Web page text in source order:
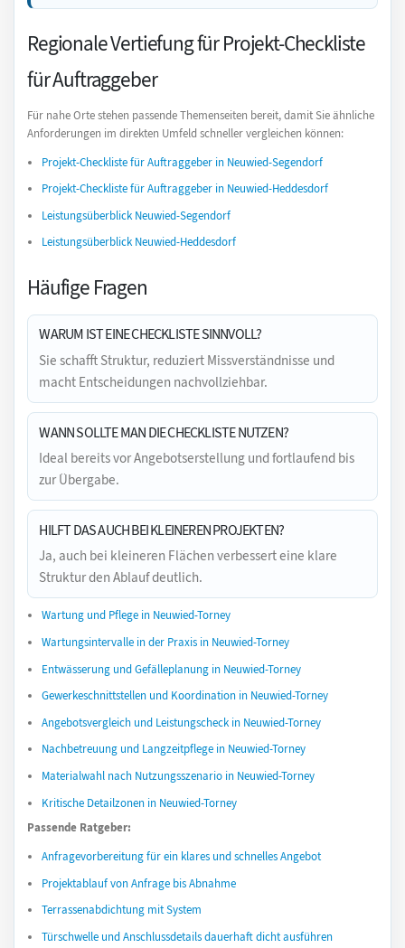
Regionale Vertiefung für Projekt-Checkliste
für Auftraggeber
Für nahe Orte stehen passende Themenseiten bereit, damit Sie ähnliche
Anforderungen im direkten Umfeld schneller vergleichen können:
Projekt-Checkliste für Auftraggeber in Neuwied-Segendorf
Projekt-Checkliste für Auftraggeber in Neuwied-Heddesdorf
Leistungsüberblick Neuwied-Segendorf
Leistungsüberblick Neuwied-Heddesdorf
Häufige Fragen
WARUM IST EINE CHECKLISTE SINNVOLL?
Sie schafft Struktur, reduziert Missverständnisse und
macht Entscheidungen nachvollziehbar.
WANN SOLLTE MAN DIE CHECKLISTE NUTZEN?
Ideal bereits vor Angebotserstellung und fortlaufend bis
zur Übergabe.
HILFT DAS AUCH BEI KLEINEREN PROJEKTEN?
Ja, auch bei kleineren Flächen verbessert eine klare
Struktur den Ablauf deutlich.
Wartung und Pflege in Neuwied-Torney
Wartungsintervalle in der Praxis in Neuwied-Torney
Entwässerung und Gefälleplanung in Neuwied-Torney
Gewerkeschnittstellen und Koordination in Neuwied-Torney
Angebotsvergleich und Leistungscheck in Neuwied-Torney
Nachbetreuung und Langzeitpflege in Neuwied-Torney
Materialwahl nach Nutzungsszenario in Neuwied-Torney
Kritische Detailzonen in Neuwied-Torney
Passende Ratgeber:
Anfragevorbereitung für ein klares und schnelles Angebot
Projektablauf von Anfrage bis Abnahme
Terrassenabdichtung mit System
Türschwelle und Anschlussdetails dauerhaft dicht ausführen